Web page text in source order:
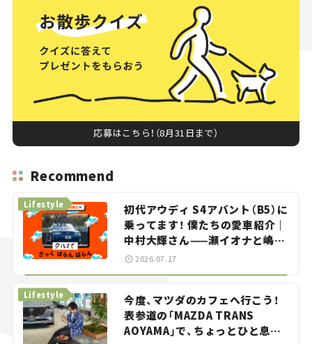
応募はこちら！（8月31日まで）
Recommend
初代アウディ S4アバント（B5）に
乗ってます！ 僕たちの愛車紹介｜
中村大輝さん——瀬イオナと嶋田
智之の「クルマでざっくばらんば
Lifestyle
2026.07.17
今度、マツダのカフェへ行こう！
表参道の「MAZDA TRANS
AOYAMA」で、ちょっとひと息。
Lifestyle